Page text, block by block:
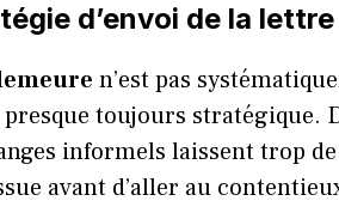
d’envoi de la
n’est pas
presque toujours stratégique.
informels laissent trop
avant d’aller au